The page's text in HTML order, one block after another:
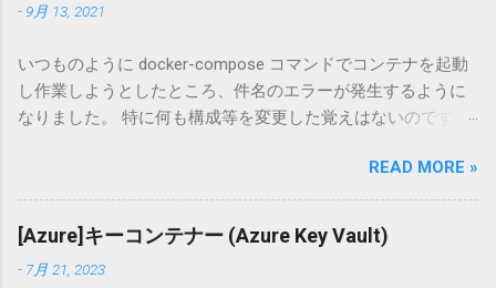
- 9月 13, 2021
いつものように docker-compose コマンドでコンテナを起動
し作業しようとしたところ、件名のエラーが発生するように
なりました。 特に何も構成等を変更した覚えはないのです
環境、バージョン等 $ cat /etc/issue Ubuntu 20.04.3 LTS \n \l $
docker --version Docker version 20.10.8, build 3967b7d $
docker-compose --version docker-compose version 1.26.0,
build d4451659 発生事象 コンテナを起動する docker-
compose up -d でコンテナを起動します。 $ docker-compose
READ MORE »
[Azure]キーコンテナー (Azure Key Vault)
- 7月 21, 2023